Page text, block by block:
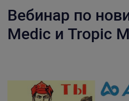
Вебинар по
Medic и Tropic